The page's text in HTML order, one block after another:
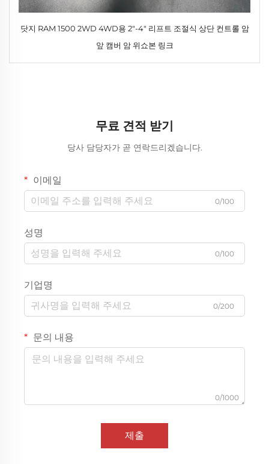
닷지 RAM 1500 2WD 4WD용 2"-4" 리프트 조절식 상단 컨트롤 암
앞 캠버 암 위쇼본 링크
무료 견적 받기
당사 담당자가 곧 연락드리겠습니다.
이메일
0/100
성명
0/100
기업명
0/200
문의 내용
0/1000
제출